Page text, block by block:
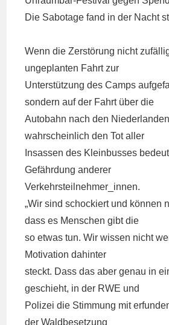
Die Sabotage fand in der Nacht
Wenn die Zerstörung nicht
ungeplanten Fahrt zur
Unterstützung des Camps
sondern auf der Fahrt über die
Autobahn nach den
wahrscheinlich den Tot aller
Insassen des Kleinbusses
Gefährdung anderer
Verkehrsteilnehmer_innen.
„Wir sind schockiert und können
dass es Menschen gibt die
so etwas tun. Wir wissen nicht
Motivation dahinter
steckt. Dass das aber genau in
geschieht, in der RWE und
Polizei die Stimmung mit
der Waldbesetzung